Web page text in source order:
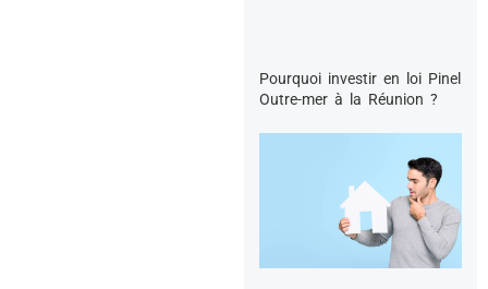
Pourquoi investir en loi Pinel
Outre-mer à la Réunion ?